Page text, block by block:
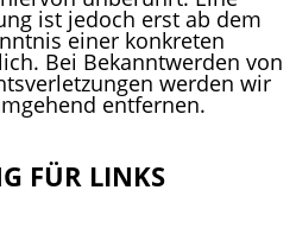
ist jedoch erst ab dem
einer konkreten
Bei Bekanntwerden von
werden wir
entfernen.
FÜR LINKS